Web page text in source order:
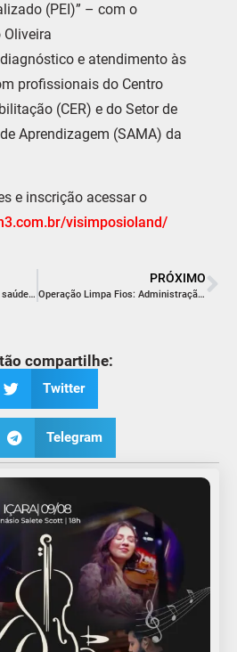
(PEI)” – com o
e atendimento às
profissionais do Centro
(CER) e do Setor de
Aprendizagem (SAMA) da
e inscrição acessar o
br/visimposioland/
Juiz abordará vida, trabalho e saúde em palestra na Associação Empresarial de Içara
PRÓXIMO
Operação Limpa Fios: Administração Municipal e Celesc definem os primeiros passos da ação em Criciúma
compartilhe:
Twitter
Telegram